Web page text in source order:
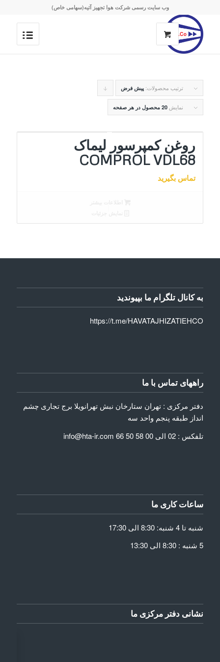
وب سایت رسمی شرکت هوا تجهیز آتیه(سهامی خاص)
ترتیب محصولات: پیش فرض
به
صورت
نزولی
نمایش 20 محصول در هر صفحه
روغن کمپرسور لیماک
COMPROL VDL68
تماس بگیرید
به کانال تلگرام ما بپیوندید
https://t.me/HAVATAJHIZATIEHCO
راههای تماس با ما
دفتر مرکزی : تهران ستارخان نبش تهرانویلا برج تجاری چشم
انداز طبقه پنجم واحد سه
تلفکس : 02 الی 00 58 50 66 info@hta-ir.com
ساعات کاری ما
شنبه تا 4 شنبه: 8:30 الی 17:30
5 شنبه : 8:30 الی 13:30
نشانی دفتر مرکزی ما